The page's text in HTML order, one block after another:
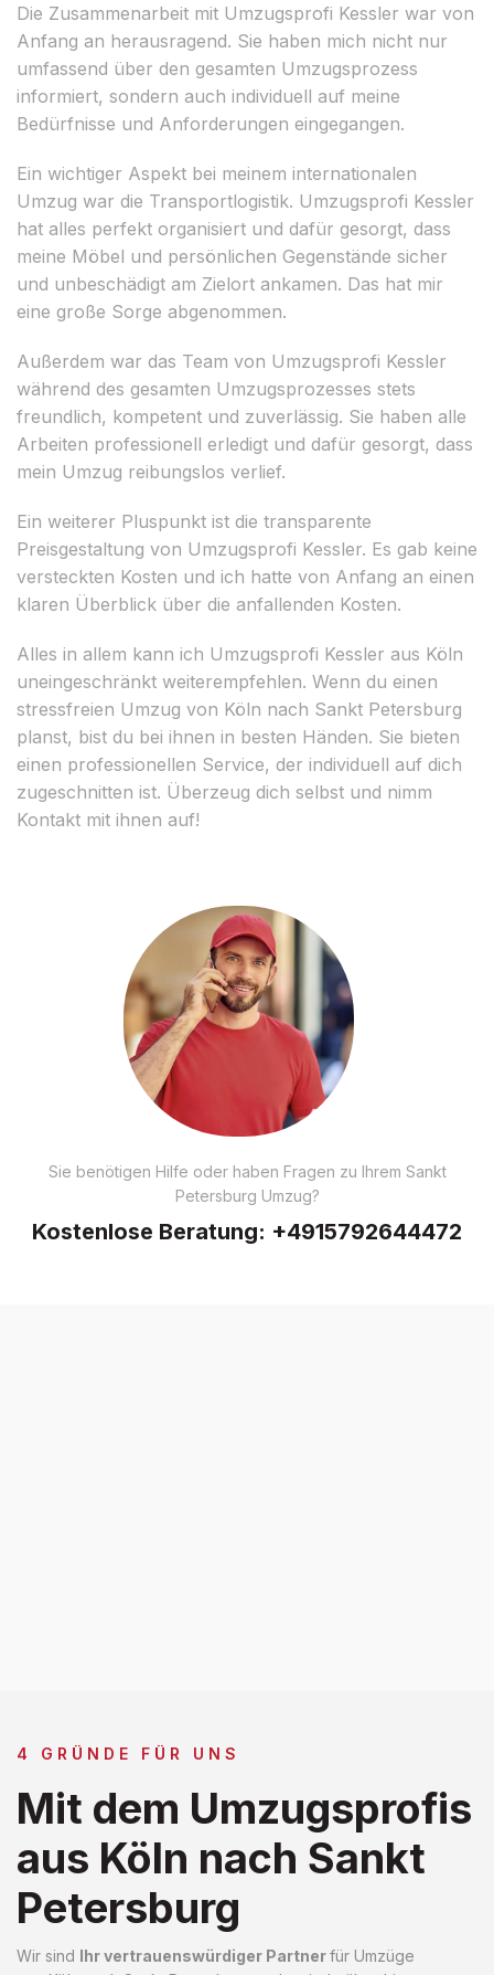
Die Zusammenarbeit mit Umzugsprofi Kessler war von
Anfang an herausragend. Sie haben mich nicht nur
umfassend über den gesamten Umzugsprozess
informiert, sondern auch individuell auf meine
Bedürfnisse und Anforderungen eingegangen.
Ein wichtiger Aspekt bei meinem internationalen
Umzug war die Transportlogistik. Umzugsprofi Kessler
hat alles perfekt organisiert und dafür gesorgt, dass
meine Möbel und persönlichen Gegenstände sicher
und unbeschädigt am Zielort ankamen. Das hat mir
eine große Sorge abgenommen.
Außerdem war das Team von Umzugsprofi Kessler
während des gesamten Umzugsprozesses stets
freundlich, kompetent und zuverlässig. Sie haben alle
Arbeiten professionell erledigt und dafür gesorgt, dass
mein Umzug reibungslos verlief.
Ein weiterer Pluspunkt ist die transparente
Preisgestaltung von Umzugsprofi Kessler. Es gab keine
versteckten Kosten und ich hatte von Anfang an einen
klaren Überblick über die anfallenden Kosten.
Alles in allem kann ich Umzugsprofi Kessler aus Köln
uneingeschränkt weiterempfehlen. Wenn du einen
stressfreien Umzug von Köln nach Sankt Petersburg
planst, bist du bei ihnen in besten Händen. Sie bieten
einen professionellen Service, der individuell auf dich
zugeschnitten ist. Überzeug dich selbst und nimm
Kontakt mit ihnen auf!
Sie benötigen Hilfe oder haben Fragen zu Ihrem Sankt
Petersburg Umzug?
Kostenlose Beratung: +4915792644472
4 GRÜNDE FÜR UNS
Mit dem Umzugsprofis
aus Köln nach Sankt
Petersburg
Wir sind Ihr vertrauenswürdiger Partnerfür Umzüge